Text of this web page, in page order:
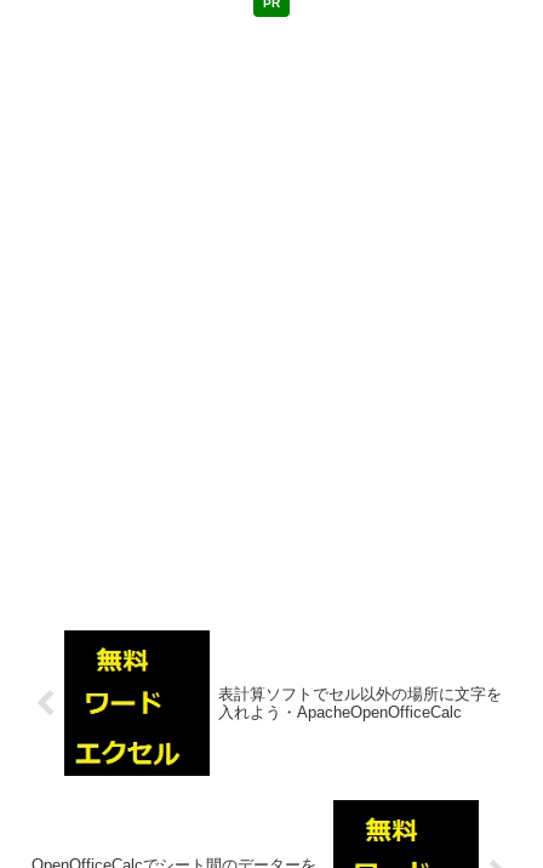
PR
表計算ソフトでセル以外の場所に文字を
入れよう・ApacheOpenOfficeCalc